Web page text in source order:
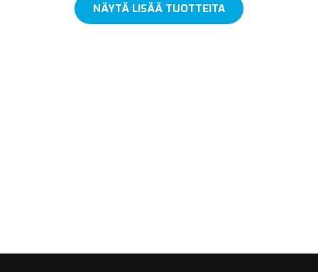
NÄYTÄ LISÄÄ TUOTTEITA